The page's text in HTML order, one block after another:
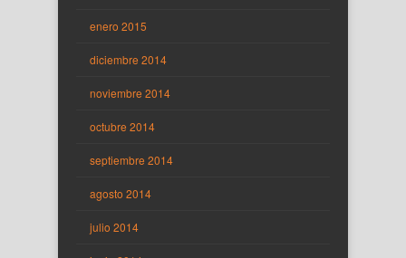
enero 2015
diciembre 2014
noviembre 2014
octubre 2014
septiembre 2014
agosto 2014
julio 2014